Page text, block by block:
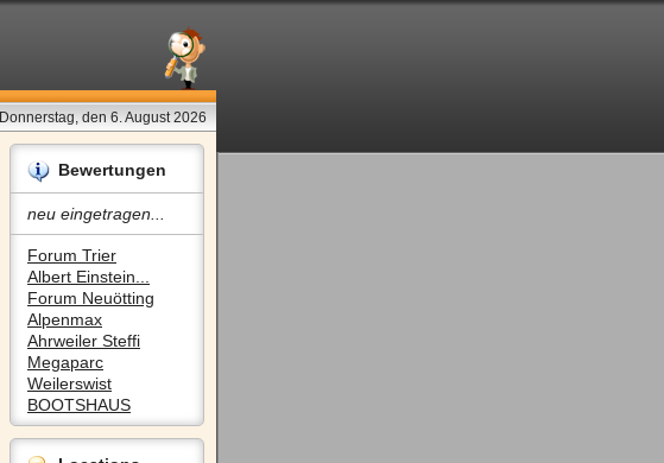
Donnerstag, den 6. August 2026
Bewertungen
neu eingetragen...
Forum Trier
Albert Einstein...
Forum Neuötting
Alpenmax
Ahrweiler Steffi
Megaparc
Weilerswist
BOOTSHAUS